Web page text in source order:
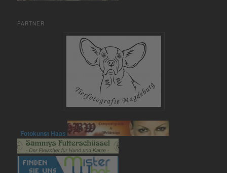
PARTNER
Fotokunst Haas